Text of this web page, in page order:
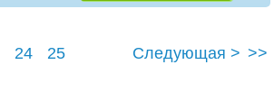
24 25 Следующая > >>